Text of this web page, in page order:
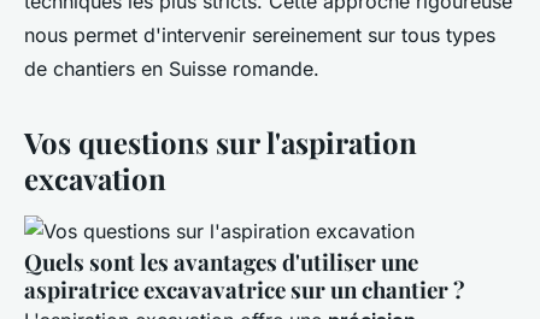
nous permet d'intervenir sereinement sur tous types
de chantiers en Suisse romande.
Vos questions sur l'aspiration
excavation
Quels sont les avantages d'utiliser une
aspiratrice excavavatrice sur un chantier ?